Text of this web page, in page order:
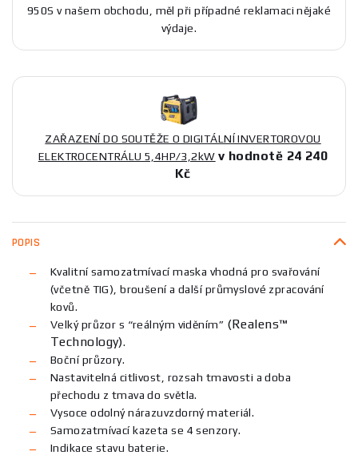
950S v našem obchodu, měl při případné reklamaci nějaké
výdaje.
ZAŘAZENÍ DO SOUTĚŽE O DIGITÁLNÍ INVERTOROVOU
ELEKTROCENTRÁLU 5,4HP/3,2kW v hodnotě 24 240
Kč
POPIS
Kvalitní samozatmívací maska vhodná pro svařování
(včetně TIG), broušení a další průmyslové zpracování
kovů.
Velký průzor s “reálným viděním” (Realens™
Technology).
Boční průzory.
Nastavitelná citlivost, rozsah tmavosti a doba
přechodu z tmava do světla.
Vysoce odolný nárazuvzdorný materiál.
Samozatmívací kazeta se 4 senzory.
Indikace stavu baterie.